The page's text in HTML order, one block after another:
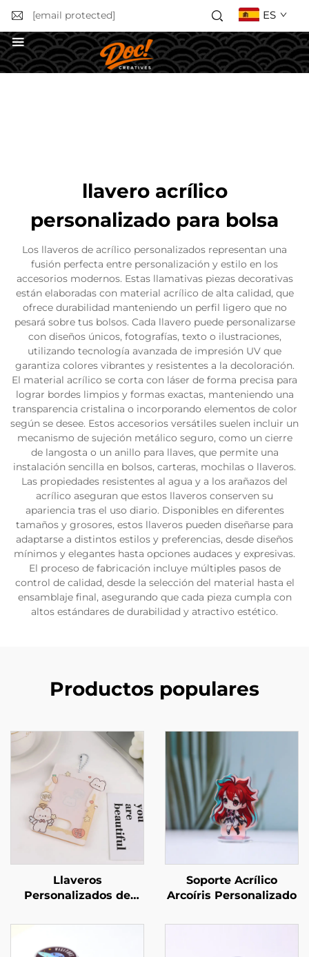
[email protected] ES
llavero acrílico
personalizado para bolsa
Los llaveros de acrílico personalizados representan una
fusión perfecta entre personalización y estilo en los
accesorios modernos. Estas llamativas piezas decorativas
están elaboradas con material acrílico de alta calidad, que
ofrece durabilidad manteniendo un perfil ligero que no
pesará sobre tus bolsos. Cada llavero puede personalizarse
con diseños únicos, fotografías, texto o ilustraciones,
utilizando tecnología avanzada de impresión UV que
garantiza colores vibrantes y resistentes a la decoloración.
El material acrílico se corta con láser de forma precisa para
lograr bordes limpios y formas exactas, manteniendo una
transparencia cristalina o incorporando elementos de color
según se desee. Estos accesorios versátiles suelen incluir un
mecanismo de sujeción metálico seguro, como un cierre
de langosta o un anillo para llaves, que permite una
instalación sencilla en bolsos, carteras, mochilas o llaveros.
Las propiedades resistentes al agua y a los arañazos del
acrílico aseguran que estos llaveros conserven su
apariencia tras el uso diario. Disponibles en diferentes
tamaños y grosores, estos llaveros pueden diseñarse para
adaptarse a distintos estilos y preferencias, desde diseños
mínimos y elegantes hasta opciones audaces y expresivas.
El proceso de fabricación incluye múltiples pasos de
control de calidad, desde la selección del material hasta el
ensamblaje final, asegurando que cada pieza cumpla con
altos estándares de durabilidad y atractivo estético.
Productos populares
Llaveros
Personalizados de
Fotos
Soporte Acrílico
Arcoíris Personalizado